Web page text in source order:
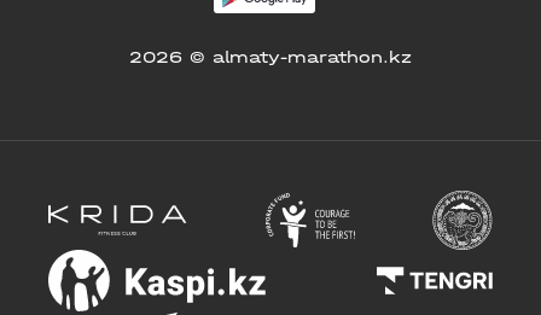
2026 © almaty-marathon.kz